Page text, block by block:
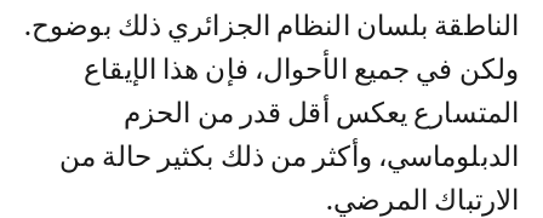
الناطقة بلسان النظام الجزائري ذلك بوضوح.
ولكن في جميع الأحوال، فإن هذا الإيقاع
المتسارع يعكس أقل قدر من الحزم
الدبلوماسي، وأكثر من ذلك بكثير حالة من
الارتباك المرضي.